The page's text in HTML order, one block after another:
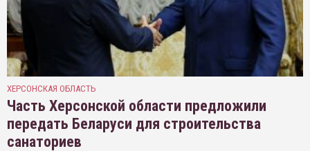
ХЕРСОНСКАЯ ОБЛАСТЬ
Часть Херсонской области предложили
передать Беларуси для строительства
санаториев